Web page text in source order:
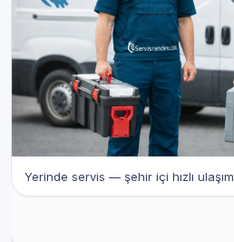
Yerinde servis — şehir içi hızlı ulaşım